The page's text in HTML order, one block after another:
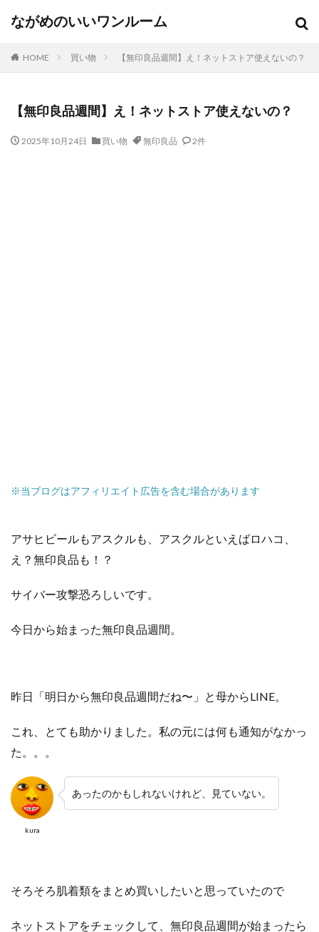
ながめのいいワンルーム
HOME 買い物 【無印良品週間】え！ネットストア使えないの？
【無印良品週間】え！ネットストア使えないの？
2025年10月24日 買い物 無印良品 2件
※当ブログはアフィリエイト広告を含む場合があります
アサヒビールもアスクルも、アスクルといえばロハコ、
え？無印良品も！？
サイバー攻撃恐ろしいです。
今日から始まった無印良品週間。
昨日「明日から無印良品週間だね〜」と母からLINE。
これ、とても助かりました。私の元には何も通知がなかっ
た。。。
kura
あったのかもしれないけれど、見ていない。
そろそろ肌着類をまとめ買いしたいと思っていたので
ネットストアをチェックして、無印良品週間が始まったら